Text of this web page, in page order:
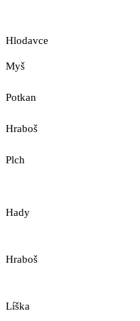
Hlodavce
Myš
Potkan
Hraboš
Plch
Hady
Hraboš
Líška